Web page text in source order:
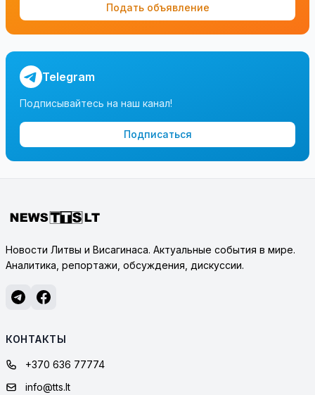
Подать объявление
Telegram
Подписывайтесь на наш канал!
Подписаться
Новости Литвы и Висагинаса. Актуальные события в мире.
Аналитика, репортажи, обсуждения, дискуссии.
КОНТАКТЫ
+370 636 77774
info@tts.lt